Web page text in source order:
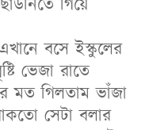
বসে ইস্কুলের
ভেজা রাতে
মত গিলতাম ভাঁজা
সেটা বলার